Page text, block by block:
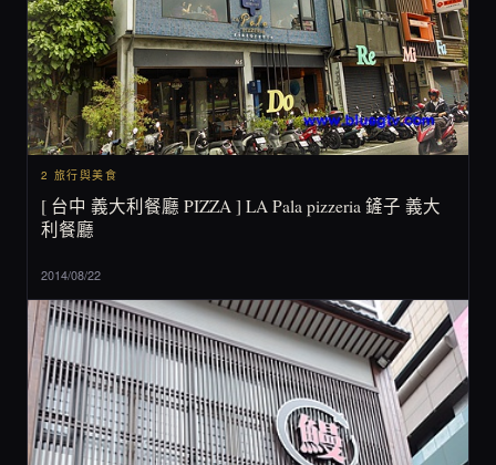
2 旅行與美食
[ 台中 義大利餐廳 PIZZA ] LA Pala pizzeria 鏟子 義大
利餐廳
2014/08/22